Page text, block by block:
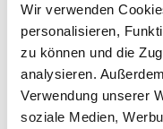
Wir verwenden
personalisieren,
zu können und die
analysieren.
Verwendung unserer
soziale Medien,